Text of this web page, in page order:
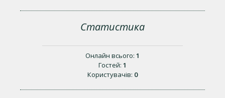
Статистика
Онлайн всього: 1
Гостей: 1
Користувачів: 0